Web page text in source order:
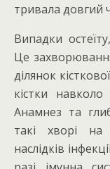
тривала довгий
Випадки
Це
ділянок
кістки
Анамнез та
такі хворі на
наслідків